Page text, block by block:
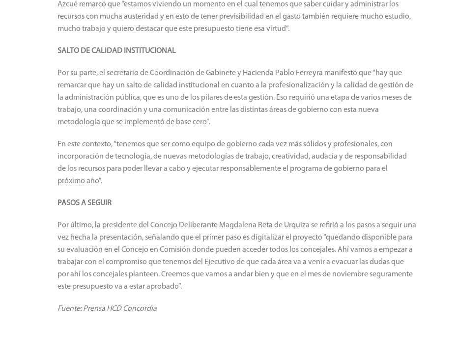
Azcué remarcó que “estamos viviendo un momento en el cual tenemos que saber cuidar y administrar los
recursos con mucha austeridad y en esto de tener previsibilidad en el gasto también requiere mucho estudio,
mucho trabajo y quiero destacar que este presupuesto tiene esa virtud”.
SALTO DE CALIDAD INSTITUCIONAL
Por su parte, el secretario de Coordinación de Gabinete y Hacienda Pablo Ferreyra manifestó que “hay que
remarcar que hay un salto de calidad institucional en cuanto a la profesionalización y la calidad de gestión de
la administración pública, que es uno de los pilares de esta gestión. Eso requirió una etapa de varios meses de
trabajo, una coordinación y una comunicación entre las distintas áreas de gobierno con esta nueva
metodología que se implementó de base cero”.
En este contexto, “tenemos que ser como equipo de gobierno cada vez más sólidos y profesionales, con
incorporación de tecnología, de nuevas metodologías de trabajo, creatividad, audacia y de responsabilidad
de los recursos para poder llevar a cabo y ejecutar responsablemente el programa de gobierno para el
próximo año”.
PASOS A SEGUIR
Por último, la presidente del Concejo Deliberante Magdalena Reta de Urquiza se refirió a los pasos a seguir una
vez hecha la presentación, señalando que el primer paso es digitalizar el proyecto “quedando disponible para
su evaluación en el Concejo en Comisión donde pueden acceder todos los concejales. Ahí vamos a empezar a
trabajar con el compromiso que tenemos del Ejecutivo de que cada área va a venir a evacuar las dudas que
por ahí los concejales planteen. Creemos que vamos a andar bien y que en el mes de noviembre seguramente
este presupuesto va a estar aprobado”.
Fuente: Prensa HCD Concordia